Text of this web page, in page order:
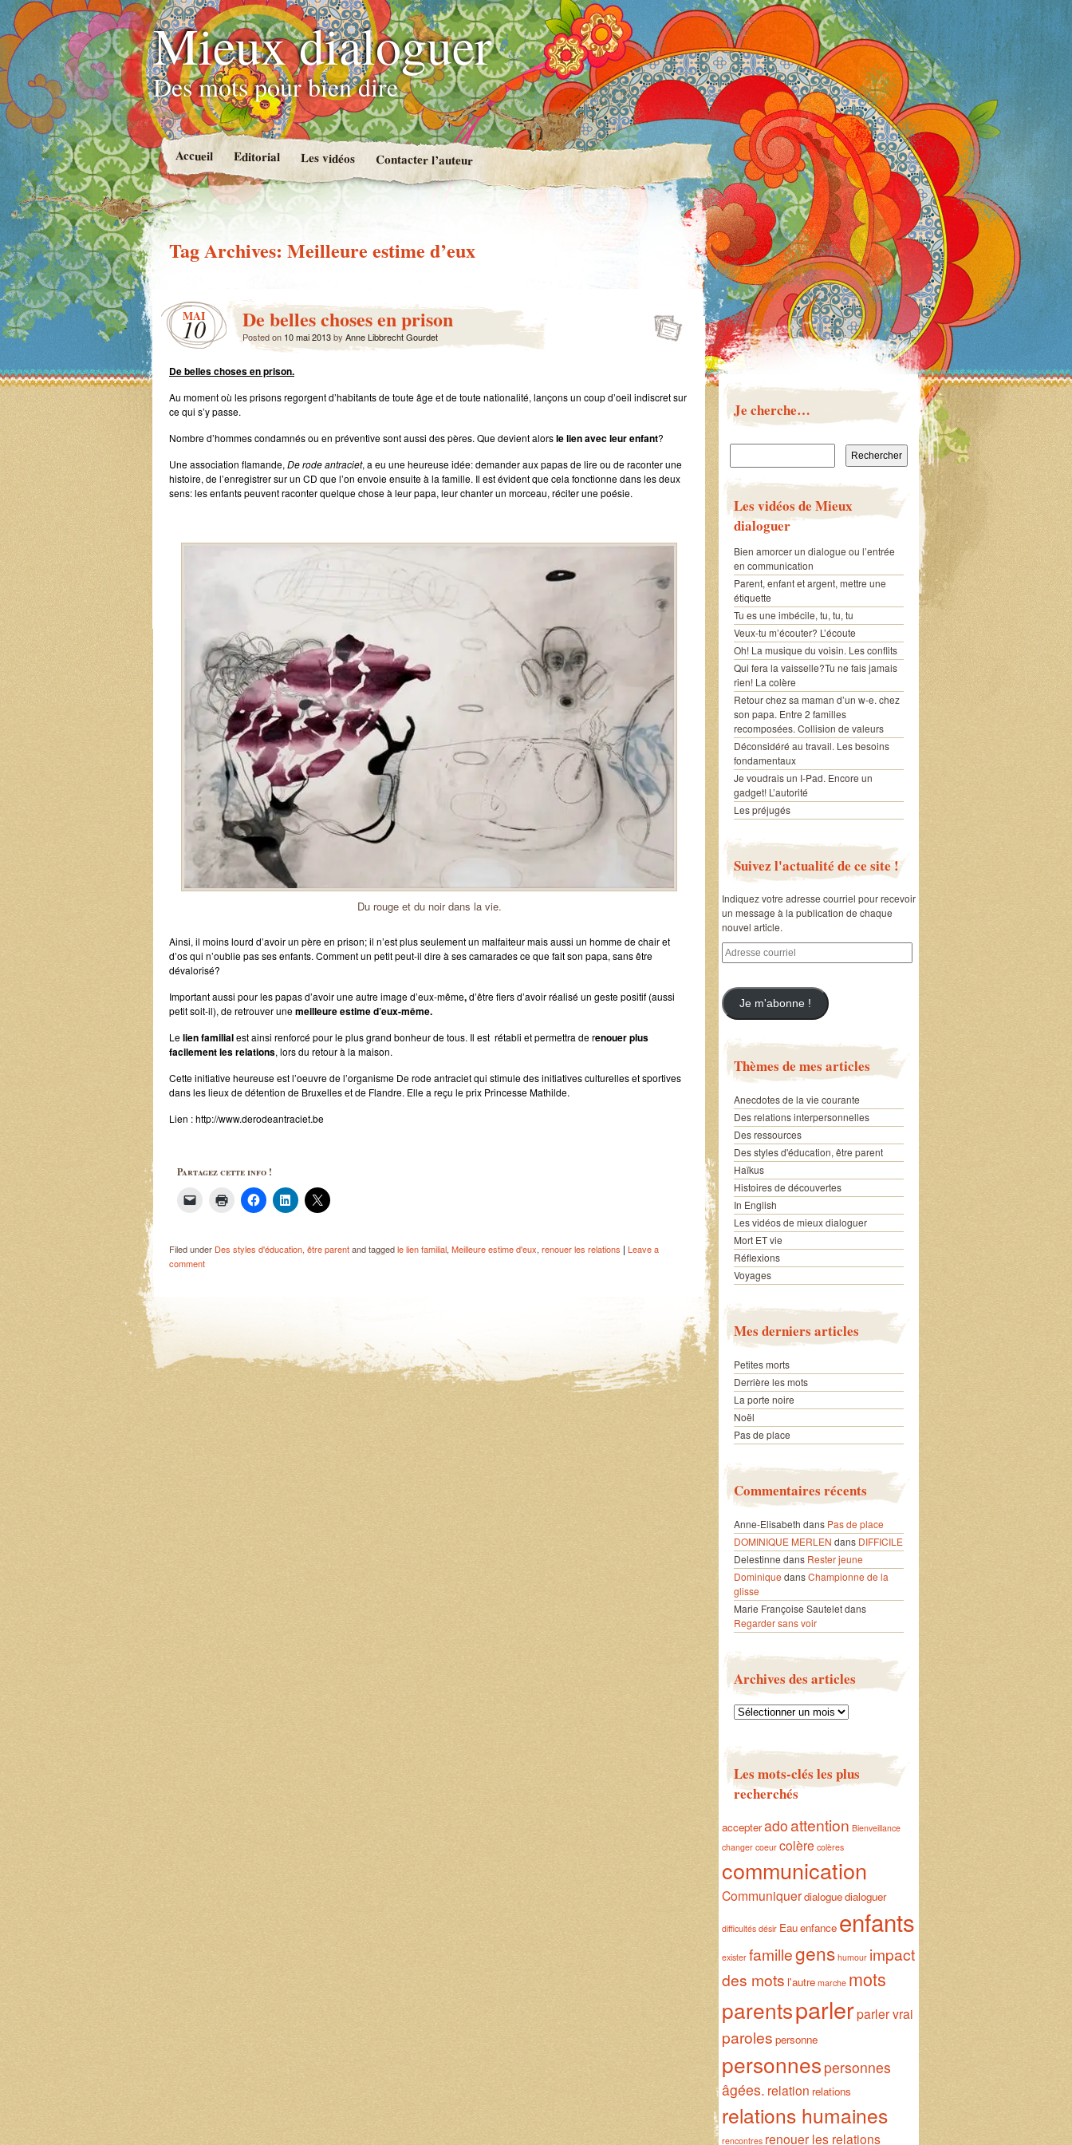
Mieux dialoguer
Des mots pour bien dire
Accueil Editorial Les vidéos Contacter l’auteur
Tag Archives: Meilleure estime d’eux
MAI
10 De belles choses en prison
Posted on 10 mai 2013by Anne Libbrecht Gourdet
De belles choses en prison.
Au moment où les prisons regorgent d’habitants de toute âge et de toute nationalité, lançons un coup d’oeil indiscret sur
ce qui s’y passe.
Nombre d’hommes condamnés ou en préventive sont aussi des pères. Que devient alorsle lien avec leur enfant?
Une association flamande, De rode antraciet, a eu une heureuse idée: demander aux papas de lire ou de raconter une
histoire, de l’enregistrer sur un CD que l’on envoie ensuite à la famille. Il est évident que cela fonctionne dans les deux
sens: les enfants peuvent raconter quelque chose à leur papa, leur chanter un morceau, réciter une poésie.
Du rouge et du noir dans la vie.
Ainsi, il moins lourd d’avoir un père en prison; il n’est plus seulement un malfaiteur mais aussi un homme de chair et
d’os qui n’oublie pas ses enfants. Comment un petit peut-il dire à ses camarades ce que fait son papa, sans être
dévalorisé?
Important aussi pour les papas d’avoir une autre image d’eux-même,d’être fiers d’avoir réalisé un geste positif (aussi
petit soit-il), de retrouver unemeilleure estime d’eux-même.
Lelien familialest ainsi renforcé pour le plus grand bonheur de tous. Il est rétabli et permettra de renouer plus
facilement les relations, lors du retour à la maison.
Cette initiative heureuse est l’oeuvre de l’organisme De rode antraciet qui stimule des initiatives culturelles et sportives
dans les lieux de détention de Bruxelles et de Flandre. Elle a reçu le prix Princesse Mathilde.
Lien : http://www.derodeantraciet.be
Partagez cette info !
Filed under Des styles d'éducation, être parentand taggedle lien familial, Meilleure estime d'eux, renouer les relations | Leave a
comment
Je cherche…
Rechercher :
Les vidéos de Mieux
dialoguer
Bien amorcer un dialogue ou l’entrée
en communication
Parent, enfant et argent, mettre une
étiquette
Tu es une imbécile, tu, tu, tu
Veux-tu m’écouter? L’écoute
Oh! La musique du voisin. Les conflits
Qui fera la vaisselle?Tu ne fais jamais
rien! La colère
Retour chez sa maman d’un w-e. chez
son papa. Entre 2 familles
recomposées. Collision de valeurs
Déconsidéré au travail. Les besoins
fondamentaux
Je voudrais un I-Pad. Encore un
gadget! L’autorité
Les préjugés
Suivez l'actualité de ce site !
Indiquez votre adresse courriel pour recevoir
un message à la publication de chaque
nouvel article.
Adresse
courriel
Je m'abonne !
Thèmes de mes articles
Anecdotes de la vie courante
Des relations interpersonnelles
Des ressources
Des styles d'éducation, être parent
Haïkus
Histoires de découvertes
In English
Les vidéos de mieux dialoguer
Mort ET vie
Réflexions
Voyages
Mes derniers articles
Petites morts
Derrière les mots
La porte noire
Noël
Pas de place
Commentaires récents
Anne-Elisabeth dans Pas de place
DOMINIQUE MERLEN dans DIFFICILE
Delestinne dans Rester jeune
Dominique dansChampionne de la
glisse
Marie Françoise Sauteletdans
Regarder sans voir
Archives des articles
Archives
Les mots-clés les plus
recherchés
accepteradoattention Bienveillance
changer coeur colère colères
communication
Communiquerdialoguedialoguer
difficultés désir Eauenfance enfants
exister famillegens humour impact
des mots l'autre marche mots
parentsparlerparler vrai
paroles personne
personnes personnes
âgées. relation relations
relations humaines
rencontres renouer les relations